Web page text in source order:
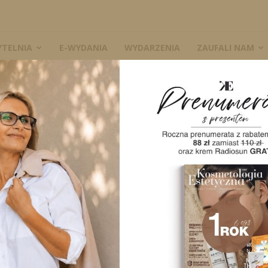
E-WYDANIA WYDARZENIA ZAUFALI NAM